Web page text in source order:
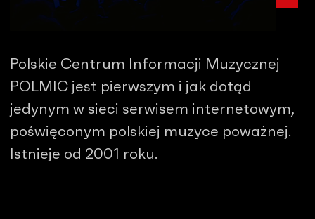
Polskie Centrum Informacji Muzycznej
POLMIC jest pierwszym i jak dotąd
jedynym w sieci serwisem internetowym,
poświęconym polskiej muzyce poważnej.
Istnieje od 2001 roku.